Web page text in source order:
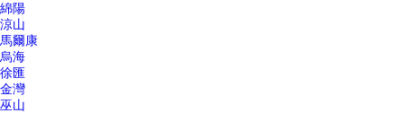
綿陽
涼山
馬爾康
烏海
徐匯
金灣
巫山